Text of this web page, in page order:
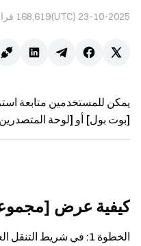
23-10-2025 (UTC)
168,619
يمكن للمستخدمين متابعة
[بوت بول] أو [لوحة
كيفية عرض
الخطوة 1: في شريط التنقل